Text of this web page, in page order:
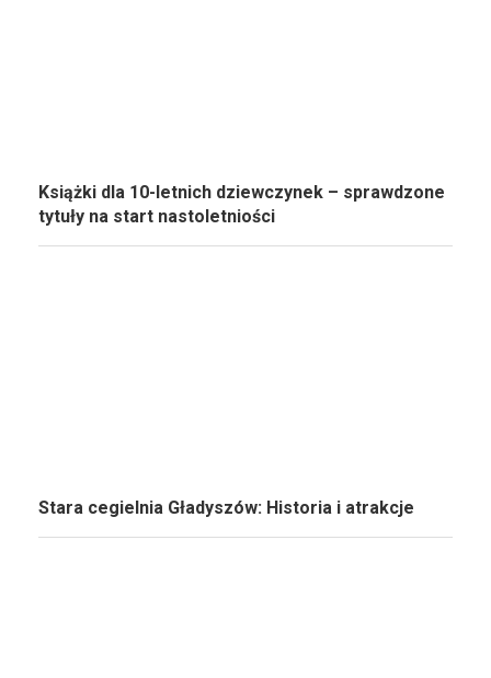
Książki dla 10-letnich dziewczynek – sprawdzone
tytuły na start nastoletniości
Stara cegielnia Gładyszów: Historia i atrakcje